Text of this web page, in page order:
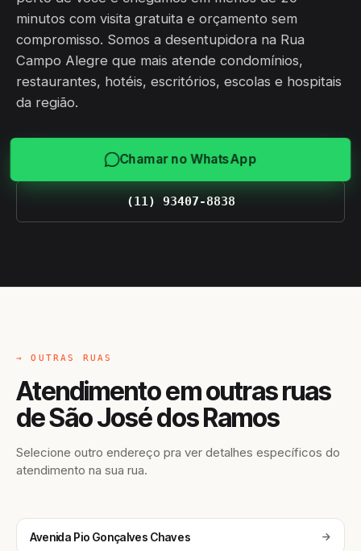
minutos com visita gratuita e orçamento sem
compromisso. Somos a desentupidora na Rua
Campo Alegre que mais atende condomínios,
restaurantes, hotéis, escritórios, escolas e hospitais
da região.
Chamar no WhatsApp
(11) 93407-8838
→ OUTRAS RUAS
Atendimento em outras ruas
de São José dos Ramos
Selecione outro endereço pra ver detalhes específicos do
atendimento na sua rua.
Avenida Pio Gonçalves Chaves